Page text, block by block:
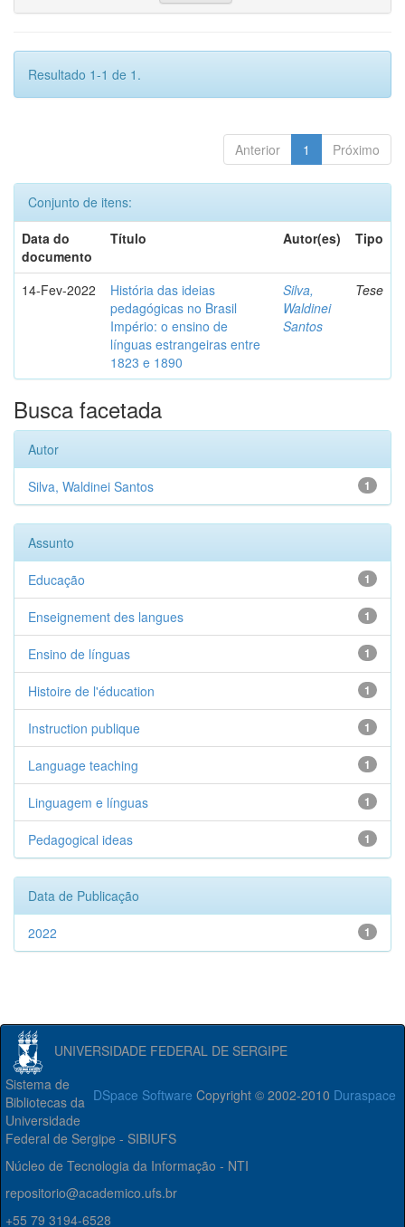
Resultado 1-1 de 1.
Anterior 1 Próximo
Conjunto de itens:
Data do
documento
Título Autor(es) Tipo
14-Fev-2022
História das ideias
pedagógicas no Brasil
Império: o ensino de
línguas estrangeiras entre
1823 e 1890
Silva,
Waldinei
Santos
Tese
Busca facetada
Autor
1
Silva, Waldinei Santos
Assunto
1
Educação
1
Enseignement des langues
1
Ensino de línguas
1
Histoire de l'éducation
1
Instruction publique
1
Language teaching
1
Linguagem e línguas
1
Pedagogical ideas
Data de Publicação
1
2022
UNIVERSIDADE FEDERAL DE SERGIPE
DSpace Software Copyright © 2002-2010 Duraspace
Sistema de
Bibliotecas da
Universidade
Federal de Sergipe - SIBIUFS
Núcleo de Tecnologia da Informação - NTI
repositorio@academico.ufs.br
+55 79 3194-6528